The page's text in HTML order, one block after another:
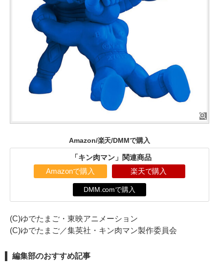
Amazon/楽天/DMMで購入
「キン肉マン」関連商品
Amazonで購入 楽天で購入
DMM.comで購入
(C)ゆでたまご・東映アニメーション
(C)ゆでたまご／集英社・キン肉マン製作委員会
編集部のおすすめ記事